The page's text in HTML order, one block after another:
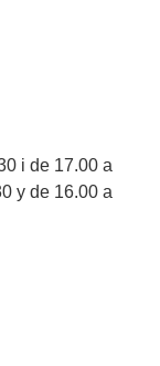
i de 17.00 a
y de 16.00 a